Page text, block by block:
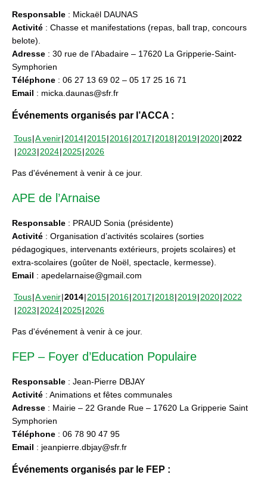
Responsable : Mickaël DAUNAS
Activité : Chasse et manifestations (repas, ball trap, concours
belote).
Adresse : 30 rue de l’Abadaire – 17620 La Gripperie-Saint-
Symphorien
Téléphone : 06 27 13 69 02 – 05 17 25 16 71
Email : micka.daunas@sfr.fr
Événements organisés par l’ACCA :
Tous A venir 2014 2015 2016 2017 2018 2019 2020 2022
2023 2024 2025 2026
Pas d'événement à venir à ce jour.
APE de l’Arnaise
Responsable : PRAUD Sonia (présidente)
Activité : Organisation d’activités scolaires (sorties
pédagogiques, intervenants extérieurs, projets scolaires) et
extra-scolaires (goûter de Noël, spectacle, kermesse).
Email : apedelarnaise@gmail.com
Tous A venir 2014 2015 2016 2017 2018 2019 2020 2022
2023 2024 2025 2026
Pas d'événement à venir à ce jour.
FEP – Foyer d’Education Populaire
Responsable : Jean-Pierre DBJAY
Activité : Animations et fêtes communales
Adresse : Mairie – 22 Grande Rue – 17620 La Gripperie Saint
Symphorien
Téléphone : 06 78 90 47 95
Email : jeanpierre.dbjay@sfr.fr
Événements organisés par le FEP :